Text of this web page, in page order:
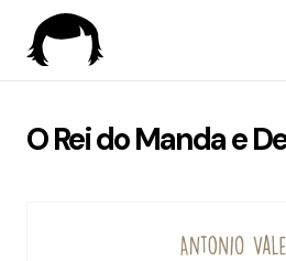
O Rei do Manda e